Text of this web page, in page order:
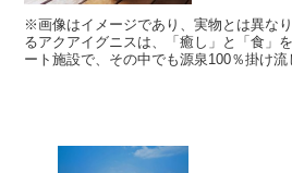
※画像はイメージであり、実物とは異なります。 三重県
るアクアイグニスは、「癒し」と「食」
ート施設で、その中でも源泉100％掛け